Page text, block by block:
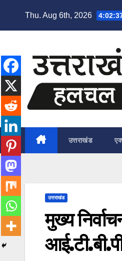
Thu. Aug 6th, 2026
उत्तराखंड
उत्तराखंड
मुख्य